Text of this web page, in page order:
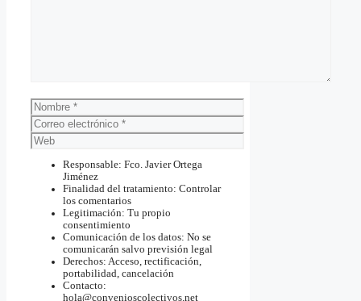
Nombre
Correo
electrónico
Web
Responsable: Fco. Javier Ortega
Jiménez
Finalidad del tratamiento: Controlar
los comentarios
Legitimación: Tu propio
consentimiento
Comunicación de los datos: No se
comunicarán salvo previsión legal
Derechos: Acceso, rectificación,
portabilidad, cancelación
Contacto:
hola@convenioscolectivos.net